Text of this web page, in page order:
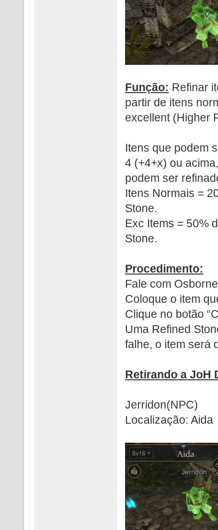
Função: Refinar
partir de itens
excellent (Higher
Itens que podem
4 (+4+x) ou
podem ser
Itens Normais =
Stone.
Exc Items = 50%
Stone.
Procedimento:
Fale com Osborne
Coloque o item
Clique no botão
Uma Refined
falhe, o item será
Retirando a JoH
Jerridon(NPC)
Localização: Aida